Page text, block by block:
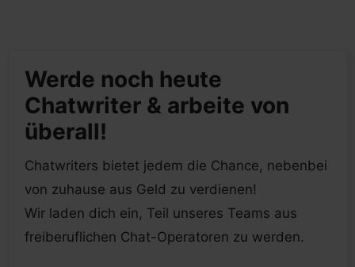
Werde noch heute
Chatwriter & arbeite von
überall!
Chatwriters bietet jedem die Chance, nebenbei
von zuhause aus Geld zu verdienen!
Wir laden dich ein, Teil unseres Teams aus
freiberuflichen Chat-Operatoren zu werden.